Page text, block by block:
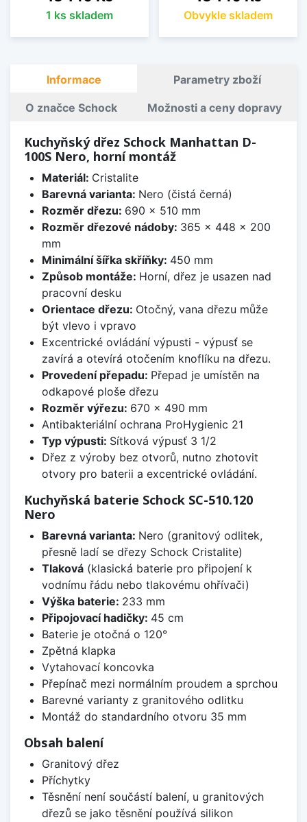
1 ks skladem Obvykle skladem
Informace Parametry zboží
O značce Schock Možnosti a ceny dopravy
Kuchyňský dřez Schock Manhattan D-
100S Nero, horní montáž
Materiál: Cristalite
Barevná varianta: Nero (čistá černá)
Rozměr dřezu: 690 x 510 mm
Rozměr dřezové nádoby: 365 x 448 x 200
mm
Minimální šířka skříňky: 450 mm
Způsob montáže: Horní, dřez je usazen nad
pracovní desku
Orientace dřezu: Otočný, vana dřezu může
být vlevo i vpravo
Excentrické ovládání výpusti - výpusť se
zavírá a otevírá otočením knoflíku na dřezu.
Provedení přepadu: Přepad je umístěn na
odkapové ploše dřezu
Rozměr výřezu: 670 x 490 mm
Antibakteriální ochrana ProHygienic 21
Typ výpusti: Sítková výpusť 3 1/2
Dřez z výroby bez otvorů, nutno zhotovit
otvory pro baterii a excentrické ovládání.
Kuchyňská baterie Schock SC-510.120
Nero
Barevná varianta: Nero (granitový odlitek,
přesně ladí se dřezy Schock Cristalite)
Tlaková(klasická baterie pro připojení k
vodnímu řádu nebo tlakovému ohřívači)
Výška baterie: 233 mm
Připojovací hadičky: 45 cm
Baterie je otočná o 120°
Zpětná klapka
Vytahovací koncovka
Přepínač mezi normálním proudem a sprchou
Barevné varianty z granitového odlitku
Montáž do standardního otvoru 35 mm
Obsah balení
Granitový dřez
Příchytky
Těsnění není součástí balení, u granitových
dřezů se jako těsnění používá silikon